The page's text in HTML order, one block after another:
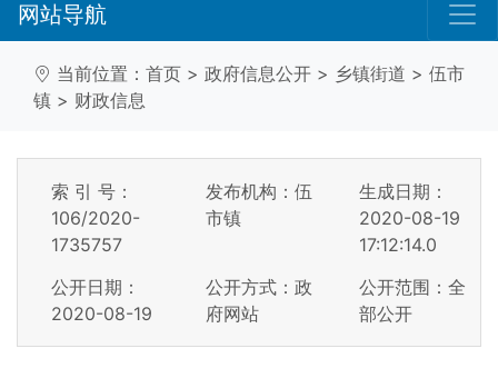
网站导航
当前位置： 首页 > 政府信息公开 > 乡镇街道 > 伍市
镇 > 财政信息
索 引 号：
106/2020-
1735757
发布机构：伍
市镇
生成日期：
2020-08-19
17:12:14.0
公开日期：
2020-08-19
公开方式：政
府网站
公开范围：全
部公开